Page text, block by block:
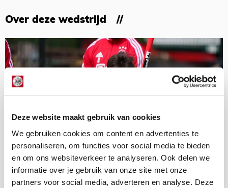
Deze website maakt gebruik van cookies
We gebruiken cookies om content en advertenties te
personaliseren, om functies voor social media te bieden
en om ons websiteverkeer te analyseren. Ook delen we
informatie over je gebruik van onze site met onze
partners voor social media, adverteren en analyse. Deze
Over deze wedstrijd